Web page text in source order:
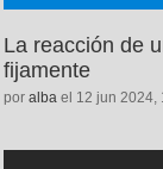
La reacción de
fijamente
por alba el 12 jun 2024,